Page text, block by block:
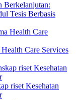
Berkelanjutan:
Tesis Berbasis
Care Services
riset Kesehatan